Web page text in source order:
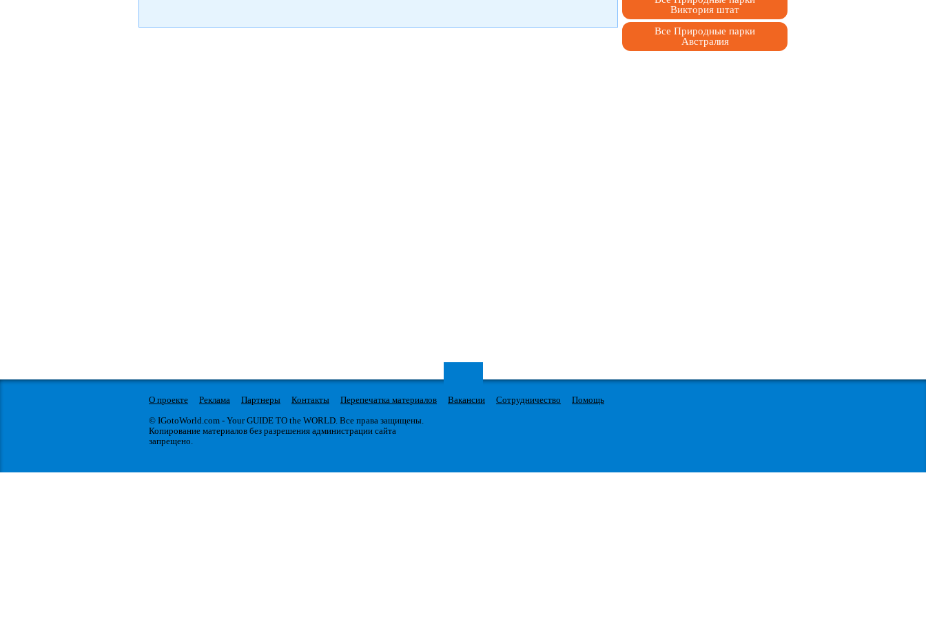
Виктория штат
Все Природные парки
Австралия
О проекте Реклама Партнеры Контакты Перепечатка материалов Вакансии Сотрудничество
Помощь
© IGotoWorld.com - Your GUIDE TO the WORLD. Все права защищены.
Копирование материалов без разрешения администрации сайта
запрещено.